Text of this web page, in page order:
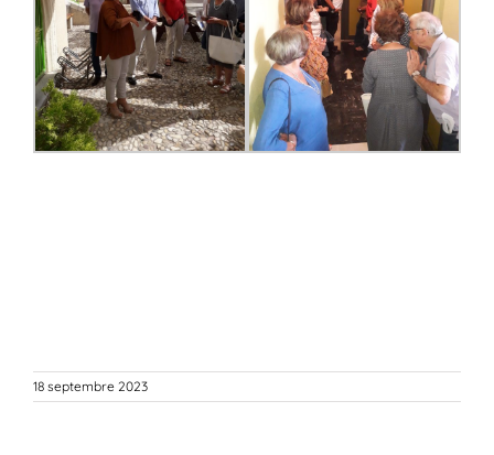
18 septembre 2023